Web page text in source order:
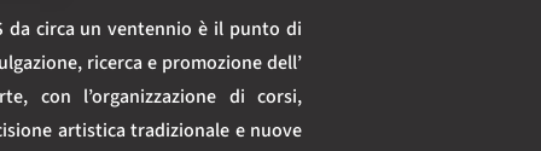
da circa un ventennio è il punto di
ricerca e promozione dell’
con l’organizzazione di corsi,
artistica tradizionale e nuove